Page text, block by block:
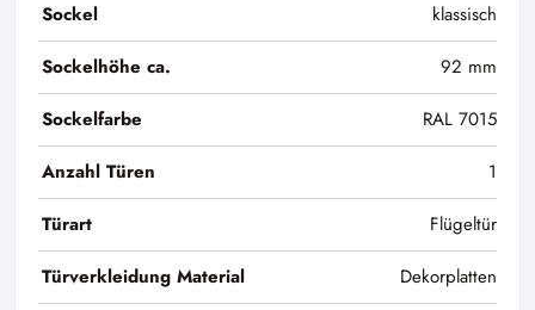
Sockel
klassisch
Sockelhöhe ca.
92 mm
Sockelfarbe
RAL 7015
Anzahl Türen
1
Türart
Flügeltür
Türverkleidung Material
Dekorplatten